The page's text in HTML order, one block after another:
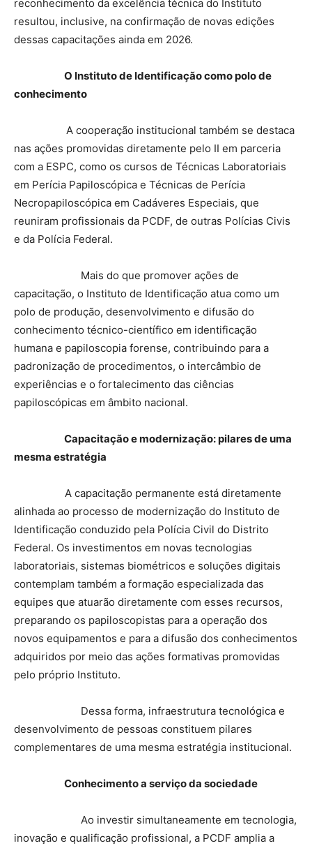
reconhecimento da excelência técnica do Instituto
resultou, inclusive, na confirmação de novas edições
dessas capacitações ainda em 2026.
O Instituto de Identificação como polo de
conhecimento
A cooperação institucional também se destaca
nas ações promovidas diretamente pelo II em parceria
com a ESPC, como os cursos de Técnicas Laboratoriais
em Perícia Papiloscópica e Técnicas de Perícia
Necropapiloscópica em Cadáveres Especiais, que
reuniram profissionais da PCDF, de outras Polícias Civis
e da Polícia Federal.
Mais do que promover ações de
capacitação, o Instituto de Identificação atua como um
polo de produção, desenvolvimento e difusão do
conhecimento técnico-científico em identificação
humana e papiloscopia forense, contribuindo para a
padronização de procedimentos, o intercâmbio de
experiências e o fortalecimento das ciências
papiloscópicas em âmbito nacional.
Capacitação e modernização: pilares de uma
mesma estratégia
A capacitação permanente está diretamente
alinhada ao processo de modernização do Instituto de
Identificação conduzido pela Polícia Civil do Distrito
Federal. Os investimentos em novas tecnologias
laboratoriais, sistemas biométricos e soluções digitais
contemplam também a formação especializada das
equipes que atuarão diretamente com esses recursos,
preparando os papiloscopistas para a operação dos
novos equipamentos e para a difusão dos conhecimentos
adquiridos por meio das ações formativas promovidas
pelo próprio Instituto.
Dessa forma, infraestrutura tecnológica e
desenvolvimento de pessoas constituem pilares
complementares de uma mesma estratégia institucional.
Conhecimento a serviço da sociedade
Ao investir simultaneamente em tecnologia,
inovação e qualificação profissional, a PCDF amplia a